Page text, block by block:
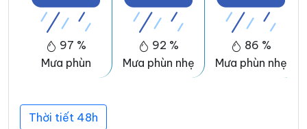
97 %
Mưa phùn
92 %
Mưa phùn nhẹ
86 %
Mưa phùn nhẹ
Thời tiết 48h